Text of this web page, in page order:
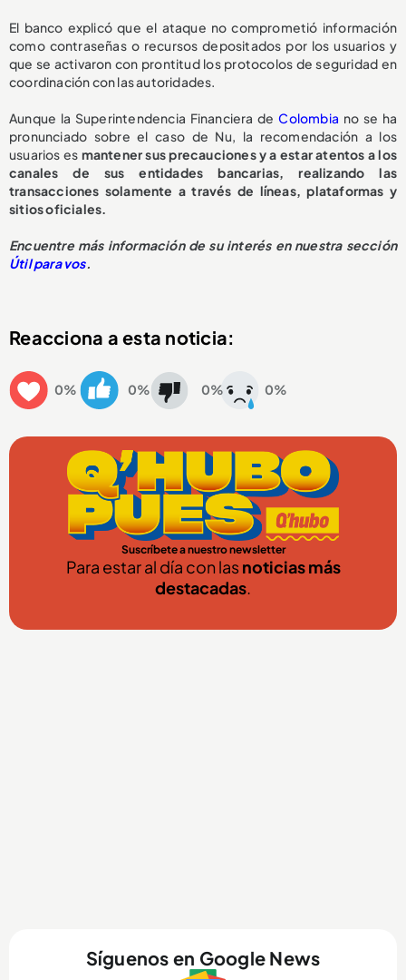
El banco explicó que el ataque no comprometió información
como contraseñas o recursos depositados por los usuarios y
que se activaron con prontitud los protocolos de seguridad en
coordinación con las autoridades.
Aunque la Superintendencia Financiera deColombia no se ha
pronunciado sobre el caso de Nu, la recomendación a los
usuarios es mantener sus precauciones y a estar atentos a los
canales de sus entidades bancarias, realizando las
transacciones solamente a través de líneas, plataformas y
sitios oficiales.
Encuentre más información de su interés en nuestra sección
Útil para vos.
Reacciona a esta noticia:
0% 0% 0% 0%
Suscríbete a nuestro newsletter
Para estar al día con lasnoticias más
destacadas.
Síguenos en Google News